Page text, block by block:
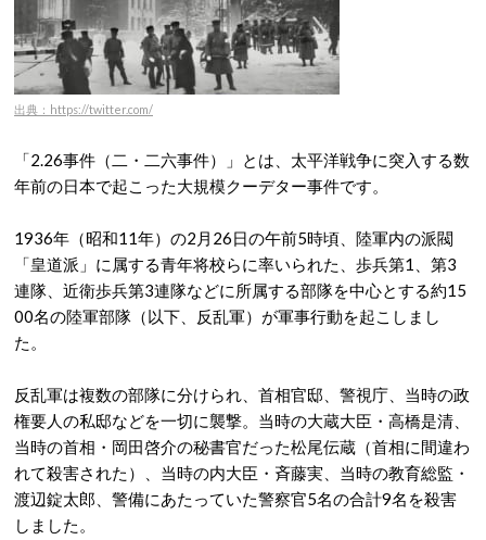
出典：https://twitter.com/
「2.26事件（二・二六事件）」とは、太平洋戦争に突入する数
年前の日本で起こった大規模クーデター事件です。
1936年（昭和11年）の2月26日の午前5時頃、陸軍内の派閥
「皇道派」に属する青年将校らに率いられた、歩兵第1、第3
連隊、近衛歩兵第3連隊などに所属する部隊を中心とする約15
00名の陸軍部隊（以下、反乱軍）が軍事行動を起こしまし
た。
反乱軍は複数の部隊に分けられ、首相官邸、警視庁、当時の政
権要人の私邸などを一切に襲撃。当時の大蔵大臣・高橋是清、
当時の首相・岡田啓介の秘書官だった松尾伝蔵（首相に間違わ
れて殺害された）、当時の内大臣・斉藤実、当時の教育総監・
渡辺錠太郎、警備にあたっていた警察官5名の合計9名を殺害
しました。